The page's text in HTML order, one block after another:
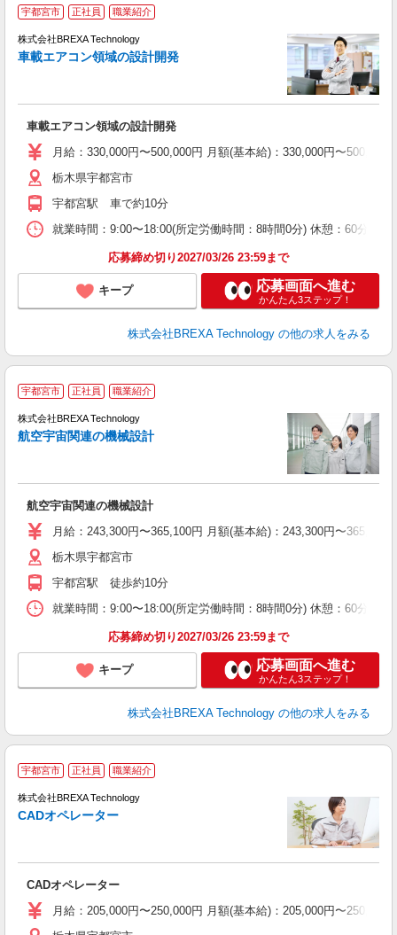
宇都宮市 正社員 職業紹介
株式会社BREXA Technology
車載エアコン領域の設計開発
車載エアコン領域の設計開発
月給：330,000円〜500,000円 月額(基本給)：330,000円〜
栃木県宇都宮市
宇都宮駅 車で約10分
就業時間：9:00〜18:00(所定労働時間：8時間0分) 休憩：60分 時
応募締め切り2027/03/26 23:59まで
キープ 応募画面へ進む
かんたん3ステップ！
株式会社BREXA Technology の他の求人をみる
宇都宮市 正社員 職業紹介
株式会社BREXA Technology
航空宇宙関連の機械設計
航空宇宙関連の機械設計
月給：243,300円〜365,100円 月額(基本給)：243,300円〜
栃木県宇都宮市
宇都宮駅 徒歩約10分
就業時間：9:00〜18:00(所定労働時間：8時間0分) 休憩：60分 時
応募締め切り2027/03/26 23:59まで
キープ 応募画面へ進む
かんたん3ステップ！
株式会社BREXA Technology の他の求人をみる
宇都宮市 正社員 職業紹介
株式会社BREXA Technology
CADオペレーター
CADオペレーター
月給：205,000円〜250,000円 月額(基本給)：205,000円〜